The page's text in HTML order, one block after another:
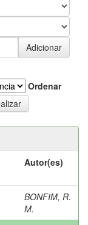
Ordenar
Autor(es)
BONFIM, R.
M.